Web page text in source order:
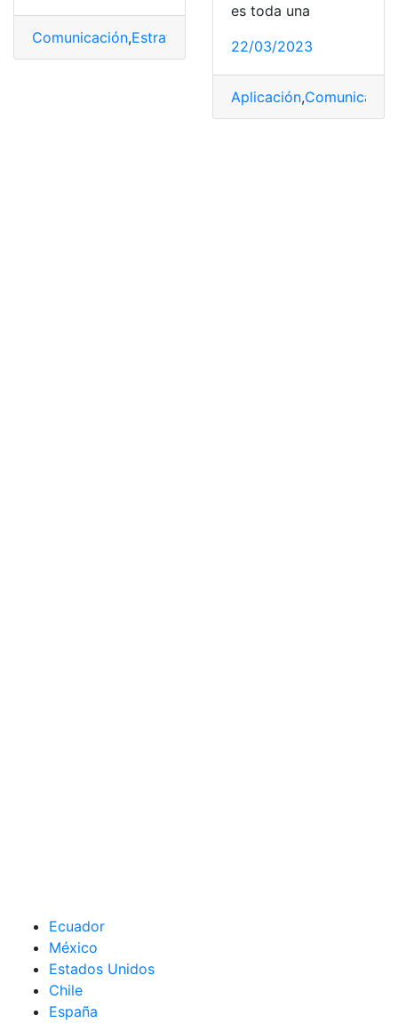
Comunicación,Estrategia Generar, Instagram
es toda una
22/03/2023
Aplicación,
Ecuador
México
Estados Unidos
Chile
España